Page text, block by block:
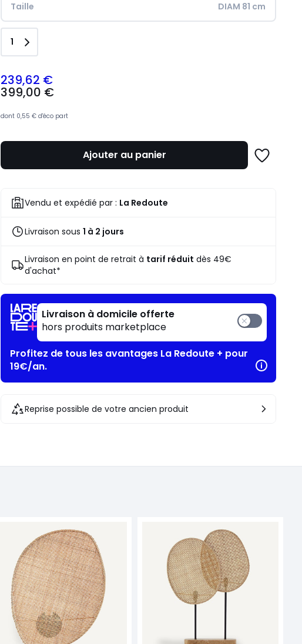
Taille DIAM 81 cm
Quantité
1
399,00
€
à
programme
payer
place
239,62
239,62 €
399,00 €
dont 0,55 € d'éco part
Ajouter au panier
Ajouter
Vendu et expédié par : La Redoute
Livraison sous1 à 2 jours
Livraison en point de retrait à tarif réduit dès 49€
d'achat*
Livraison à domicile offerte
hors produits marketplace
Profitez de tous les avantages La Redoute + pour
19€/an.
Reprise possible de votre ancien produit